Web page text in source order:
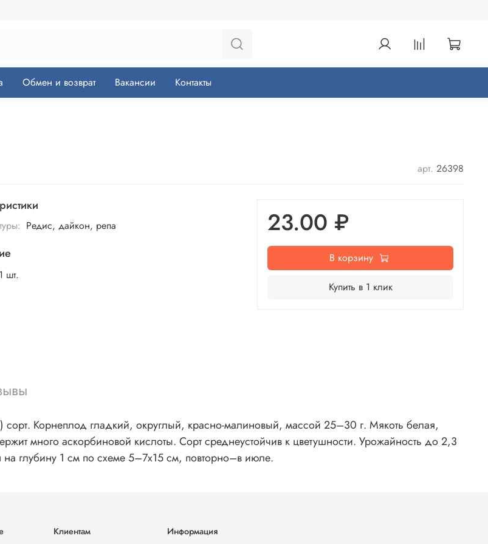
Обмен и возврат Вакансии Контакты
арт. 26398
Редис, дайкон, репа
шт.
23.00 ₽
В корзину
Купить в 1 клик
Корнеплод гладкий, округлый, красно-малиновый, массой 25–30 г. Мякоть белая,
много аскорбиновой кислоты. Сорт среднеустойчив к цветушности. Урожайность до 2,3
глубину 1 см по схеме 5–7x15 см, повторно–в июле.
Клиентам Информация